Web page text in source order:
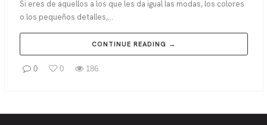
Si eres de aquellos a los que les da igual las modas, los colores
o los pequeños detalles,...
CONTINUE READING →
0 0 186